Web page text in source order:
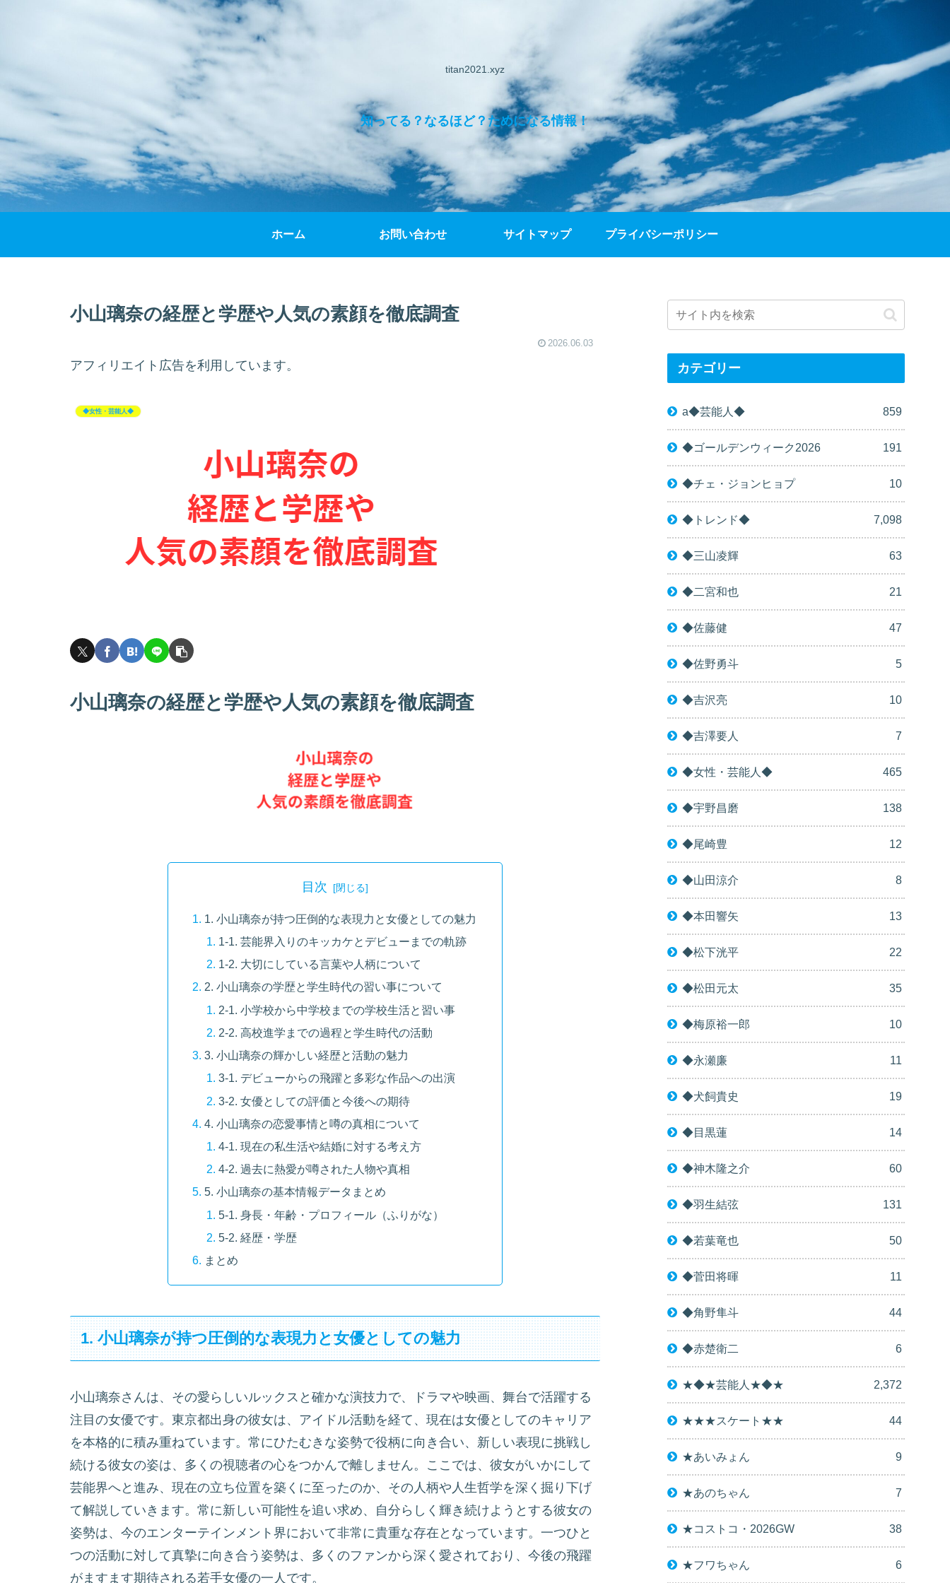
titan2021.xyz
知ってる？なるほど？ためになる情報！
ホーム お問い合わせ サイトマップ プライバシーポリシー
小山璃奈の経歴と学歴や人気の素顔を徹底調査
2026.06.03
アフィリエイト広告を利用しています。
◆女性・芸能人◆
小山璃奈の経歴と学歴や人気の素顔を徹底調査
目次
1. 小山璃奈が持つ圧倒的な表現力と女優としての魅力
1-1. 芸能界入りのキッカケとデビューまでの軌跡
1-2. 大切にしている言葉や人柄について
2. 小山璃奈の学歴と学生時代の習い事について
2-1. 小学校から中学校までの学校生活と習い事
2-2. 高校進学までの過程と学生時代の活動
3. 小山璃奈の輝かしい経歴と活動の魅力
3-1. デビューからの飛躍と多彩な作品への出演
3-2. 女優としての評価と今後への期待
4. 小山璃奈の恋愛事情と噂の真相について
4-1. 現在の私生活や結婚に対する考え方
4-2. 過去に熱愛が噂された人物や真相
5. 小山璃奈の基本情報データまとめ
5-1. 身長・年齢・プロフィール（ふりがな）
5-2. 経歴・学歴
まとめ
1. 小山璃奈が持つ圧倒的な表現力と女優としての魅力
小山璃奈さんは、その愛らしいルックスと確かな演技力で、ドラマや映画、舞台で活躍する
注目の女優です。東京都出身の彼女は、アイドル活動を経て、現在は女優としてのキャリア
を本格的に積み重ねています。常にひたむきな姿勢で役柄に向き合い、新しい表現に挑戦し
続ける彼女の姿は、多くの視聴者の心をつかんで離しません。ここでは、彼女がいかにして
芸能界へと進み、現在の立ち位置を築くに至ったのか、その人柄や人生哲学を深く掘り下げ
て解説していきます。常に新しい可能性を追い求め、自分らしく輝き続けようとする彼女の
姿勢は、今のエンターテインメント界において非常に貴重な存在となっています。一つひと
つの活動に対して真摯に向き合う姿勢は、多くのファンから深く愛されており、今後の飛躍
がますます期待される若手女優の一人です。
カテゴリー
a◆芸能人◆ 859
◆ゴールデンウィーク2026 191
◆チェ・ジョンヒョプ 10
◆トレンド◆ 7,098
◆三山凌輝 63
◆二宮和也 21
◆佐藤健 47
◆佐野勇斗 5
◆吉沢亮 10
◆吉澤要人 7
◆女性・芸能人◆ 465
◆宇野昌磨 138
◆尾崎豊 12
◆山田涼介 8
◆本田響矢 13
◆松下洸平 22
◆松田元太 35
◆梅原裕一郎 10
◆永瀬廉 11
◆犬飼貴史 19
◆目黒蓮 14
◆神木隆之介 60
◆羽生結弦 131
◆若葉竜也 50
◆菅田将暉 11
◆角野隼斗 44
◆赤楚衛二 6
★◆★芸能人★◆★ 2,372
★★★スケート★★ 44
★あいみょん 9
★あのちゃん 7
★コストコ・2026GW 38
★フワちゃん 6